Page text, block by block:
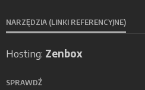
NARZĘDZIA (LINKI REFERENCYJNE)
Hosting: Zenbox
SPRAWDŹ